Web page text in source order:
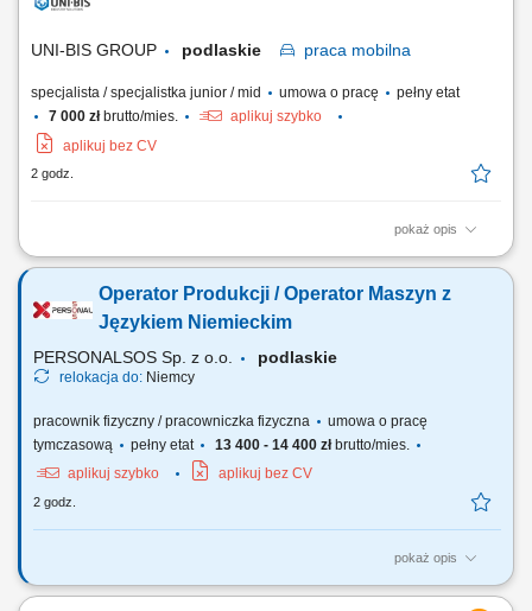
proces magazynowy. Dbanie o sprawny przebieg pracy zgodnie z
UNI-BIS GROUP podlaskie praca mobilna
specjalista / specjalistka junior / mid umowa o pracę
pełny etat
7 000 złbrutto/mies.
aplikuj szybko
aplikuj bez CV
2 godz.
pokaż opis
Zakres obowiązków: aktywne pozyskiwanie nowych klientów
techniczne i dobór rozwiązań. prezentowanie produktów i usług firmy
oraz kompleksowych rozwiązań dla klientów; utrzymywanie
Operator Produkcji / Operator Maszyn z
Językiem Niemieckim
PERSONALSOS Sp. z o.o. podlaskie
relokacja do: Niemcy
pracownik fizyczny / pracowniczka fizyczna
umowa o pracę
tymczasową
pełny etat 13 400 - 14 400 złbrutto/mies.
aplikuj szybko
aplikuj bez CV
2 godz.
pokaż opis
Zadania: obsługa nowoczesnych maszyn produkcyjnych; ustawianie